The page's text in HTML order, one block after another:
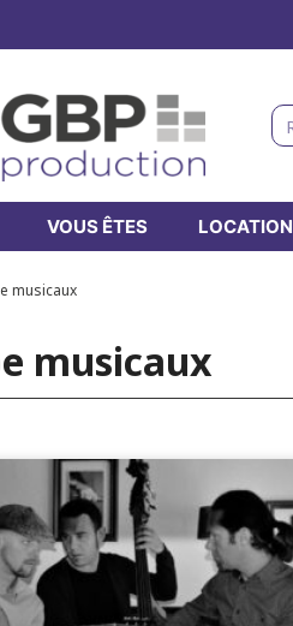
VOUS ÊTES LOCATION
musicaux
musicaux